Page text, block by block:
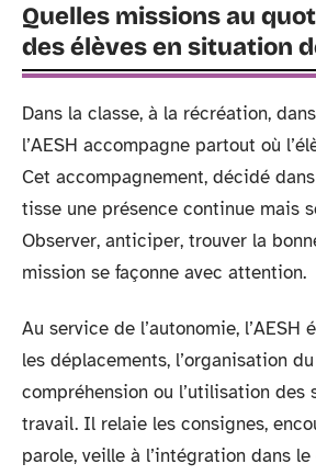
Quelles missions au
des élèves en situation
Dans la classe, à la récréation,
l’AESH accompagne partout où
Cet accompagnement, décidé
tisse une présence continue mais
Observer, anticiper, trouver la
mission se façonne avec attention.
Au service de l’autonomie, l’AESH
les déplacements, l’organisation
compréhension ou l’utilisation des
travail. Il relaie les consignes,
parole, veille à l’intégration dans